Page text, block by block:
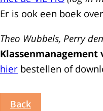
Er is ook een boek
Theo Wubbels, Perry
hier bestellen of
Back